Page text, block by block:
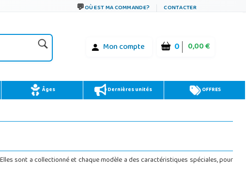
OÙ EST MA COMMANDE? CONTACTER
Mon compte 0 0,00 €
Âges Dernières unités OFFRES
sont a collectionné et chaque modèle a des caractéristiques spéciales, pour